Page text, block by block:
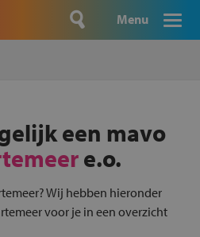
Menu
een mavo
e.o.
Wij hebben hieronder
voor je in een overzicht